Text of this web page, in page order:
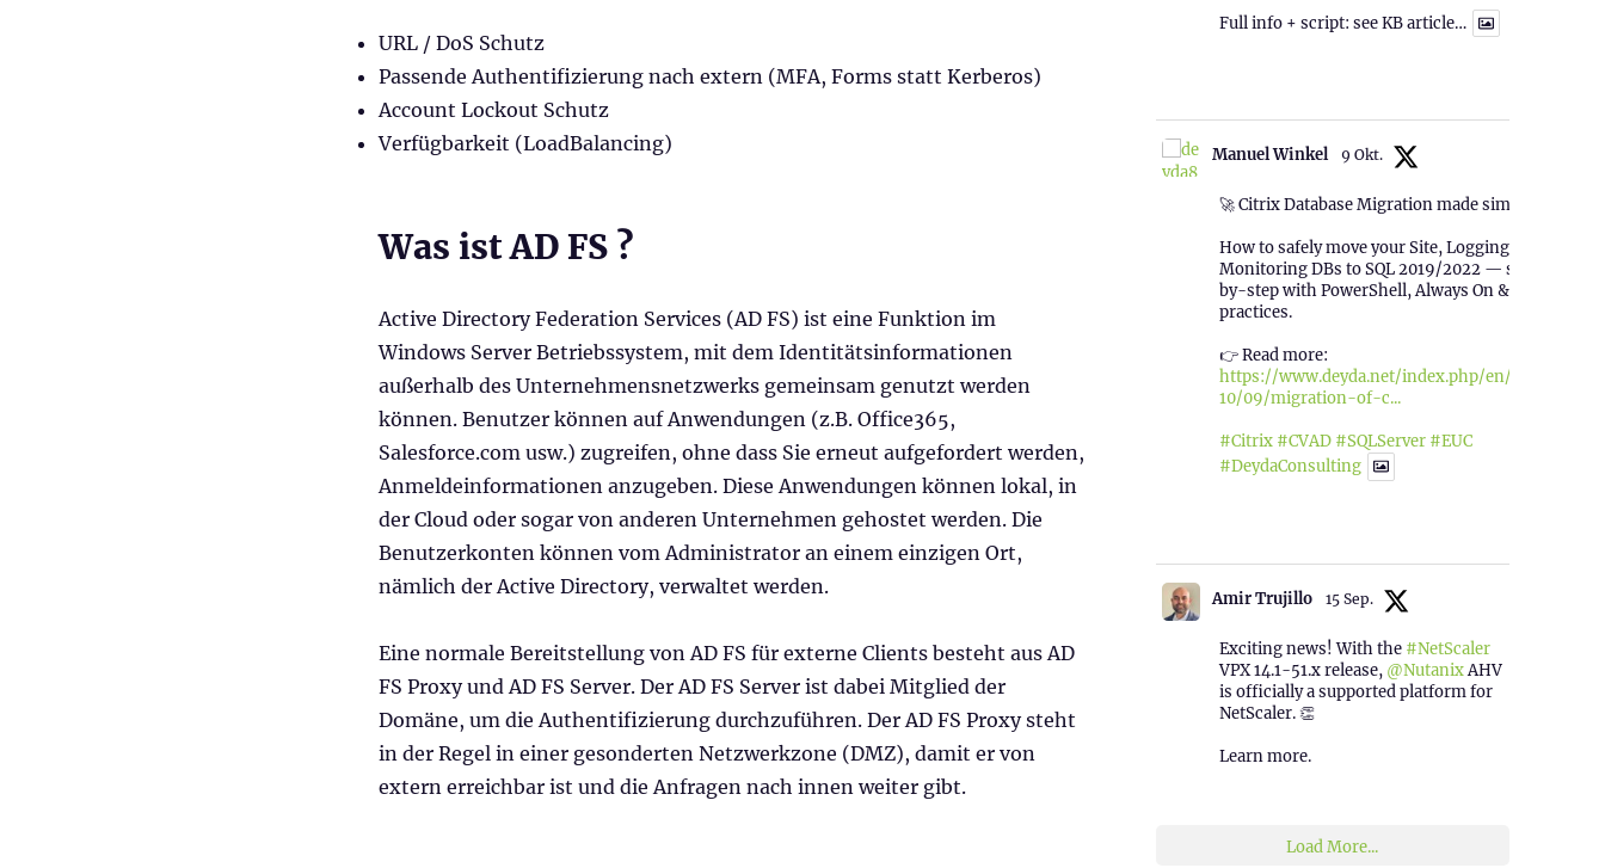
URL / DoS Schutz
Passende Authentifizierung nach extern (MFA, Forms statt Kerberos)
Account Lockout Schutz
Verfügbarkeit (LoadBalancing)
Was ist AD FS ?
Active Directory Federation Services (AD FS) ist eine Funktion im
Windows Server Betriebssystem, mit dem Identitätsinformationen
außerhalb des Unternehmensnetzwerks gemeinsam genutzt werden
können. Benutzer können auf Anwendungen (z.B. Office365,
Salesforce.com usw.) zugreifen, ohne dass Sie erneut aufgefordert werden,
Anmeldeinformationen anzugeben. Diese Anwendungen können lokal, in
der Cloud oder sogar von anderen Unternehmen gehostet werden. Die
Benutzerkonten können vom Administrator an einem einzigen Ort,
nämlich der Active Directory, verwaltet werden.
Eine normale Bereitstellung von AD FS für externe Clients besteht aus AD
FS Proxy und AD FS Server. Der AD FS Server ist dabei Mitglied der
Domäne, um die Authentifizierung durchzuführen. Der AD FS Proxy steht
in der Regel in einer gesonderten Netzwerkzone (DMZ), damit er von
extern erreichbar ist und die Anfragen nach innen weiter gibt.
Full info + script: see KB article…
Manuel Winkel 9 Okt.
🚀 Citrix Database Migration made simple!
How to safely move your Site, Logging &
Monitoring DBs to SQL 2019/2022 — step-
by-step with PowerShell, Always On & best
practices.
👉 Read more:
https://www.deyda.net/index.php/en/2025/
10/09/migration-of-c...
#Citrix #CVAD #SQLServer #EUC
#DeydaConsulting
Amir Trujillo 15 Sep.
Exciting news! With the #NetScaler
VPX 14.1-51.x release, @NutanixAHV
is officially a supported platform for
NetScaler. 👏
Learn more.
Load More...